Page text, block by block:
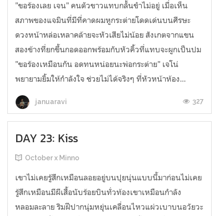
"ขอร้องเลย เจน" คนตัวขาวแทบกลั้นขำไม่อยู่ เมื่อเห็น
สภาพของแจมินที่มีที่คาดผมหูกระต่ายโดดเด่นบนศีรษะ
ดวงหน้าหล่อเหลาคล้ายจะหัวเสียไม่น้อย สังเกตจากแขน
สองข้างที่ยกขึ้นกอดออกพร้อมกับหัวคิ้วที่แทบจะผูกเป็นปม
"ขอร้องเหมือนกัน อดทนหน่อยนะพ่อกระต่าย" เจโน่
พยายามยิ้มให้กำลังใจ ช่วยไม่ได้จริงๆ ที่หัวหน้าห้อง...
januaravi 327
DAY 23: Kiss
October x Minno
เขาไม่เคยรู้สึกเหมือนลอยอยู่บนปุยนุ่นแบบนี้มาก่อนไม่เคย
รู้สึกเหมือนมีผีเสื้อนับร้อยบินทั่วท้องเขาเหมือนกำลัง
หลอมละลาย ริมฝีปากนุ่มหยุ่นเคลื่อนไหวแผ่วเบาบนอวัยวะ